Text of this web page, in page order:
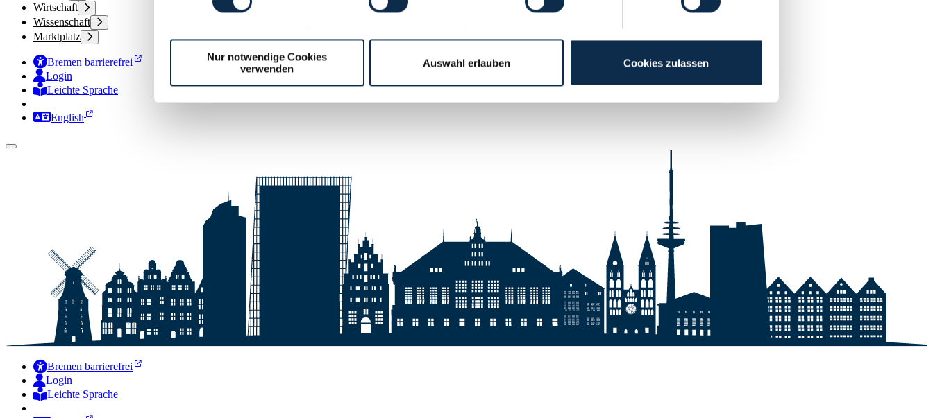
Nur notwendige Cookies
verwenden
Auswahl erlauben Cookies zulassen
Wirtschaft
Wissenschaft
Marktplatz
Bremen barrierefrei
Login
Leichte Sprache
Zur Deutschen Gebärdensprache
English
Bremen barrierefrei
Login
Leichte Sprache